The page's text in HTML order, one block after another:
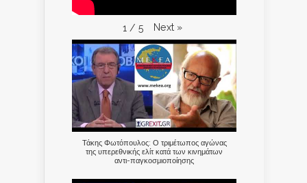
1 / 5 Next »
Τάκης Φωτόπουλος: Ο τριμέτωπος αγώνας
της υπερεθνικής ελίτ κατά των κινημάτων
αντι-παγκοσμιοποίησης